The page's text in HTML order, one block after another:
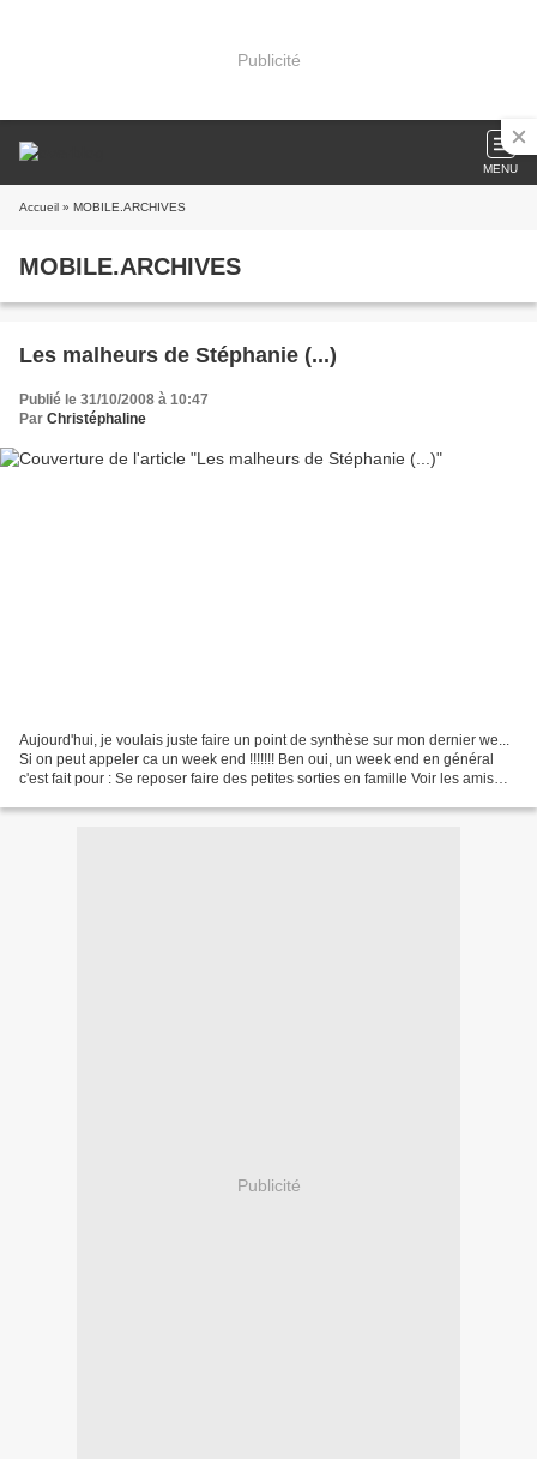
Publicité
MENU
Accueil » MOBILE.ARCHIVES
MOBILE.ARCHIVES
Les malheurs de Stéphanie (...)
Publié le 31/10/2008 à 10:47
Par Christéphaline
Aujourd'hui, je voulais juste faire un point de synthèse sur mon dernier we...
Si on peut appeler ca un week end !!!!!!! Ben oui, un week end en général
c'est fait pour : Se reposer faire des petites sorties en famille Voir les amis
Publicité